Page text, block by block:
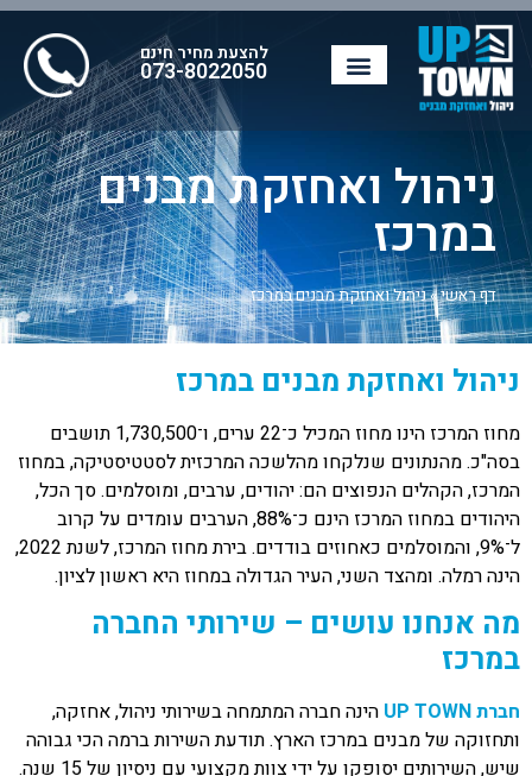
להצעת מחיר חינם
073-8022050
ניהול ואחזקת מבנים
במרכז
דף ראשי»ניהול ואחזקת מבנים במרכז
ניהול ואחזקת מבנים במרכז
מחוז המרכז הינו מחוז המכיל כ־22 ערים, ו־1,730,500 תושבים
בסה"כ. מהנתונים שנלקחו מהלשכה המרכזית לסטטיסטיקה, במחוז
המרכז, הקהלים הנפוצים הם: יהודים, ערבים, ומוסלמים. סך הכל,
היהודים במחוז המרכז הינם כ־88%, הערבים עומדים על קרוב
ל־9%, והמוסלמים כאחוזים בודדים. בירת מחוז המרכז, לשנת 2022,
הינה רמלה. ומהצד השני, העיר הגדולה במחוז היא ראשון לציון.
מה אנחנו עושים – שירותי החברה
במרכז
חברת UP TOWN
הינה חברה המתמחה בשירותי ניהול, אחזקה,
ותחזוקה של מבנים במרכז הארץ. תודעת השירות ברמה הכי גבוהה
שיש, השירותים יסופקו על ידי צוות מקצועי עם ניסיון של 15 שנה.